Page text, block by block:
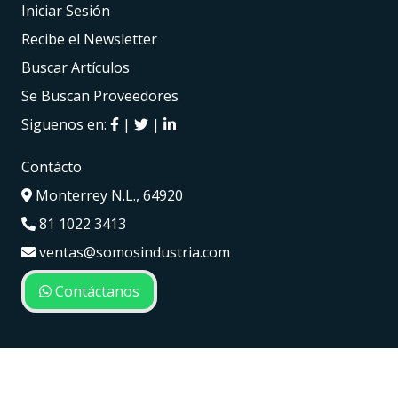
Iniciar Sesión
Recibe el Newsletter
Buscar Artículos
Se Buscan Proveedores
Siguenos en:
| |
Contácto
Monterrey N.L., 64920
81 1022 3413
ventas@somosindustria.com
Contáctanos